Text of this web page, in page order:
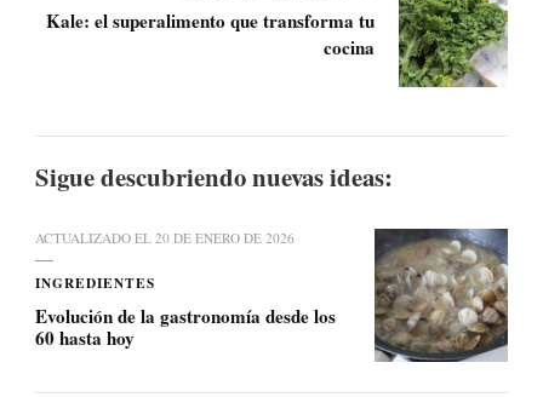
Kale: el superalimento que transforma tu
cocina
Sigue descubriendo nuevas ideas:
ACTUALIZADO EL 20 DE ENERO DE 2026
INGREDIENTES
Evolución de la gastronomía desde los
60 hasta hoy